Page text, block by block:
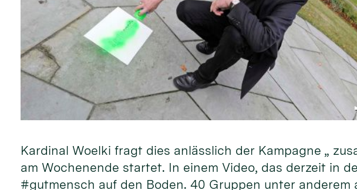
Kardinal Woelki fragt dies anlässlich der Kampagne „
am Wochenende startet. In einem Video, das derzeit in
#gutmensch auf den Boden. 40 Gruppen unter